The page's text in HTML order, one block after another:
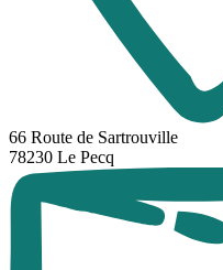
66 Route de Sartrouville
78230 Le Pecq